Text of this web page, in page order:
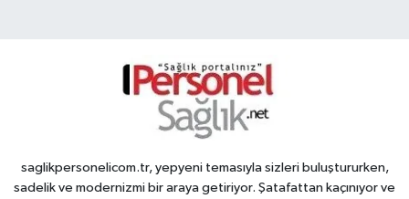
saglikpersonelicom.tr, yepyeni temasıyla sizleri buluştururken,
sadelik ve modernizmi bir araya getiriyor. Şatafattan kaçınıyor ve